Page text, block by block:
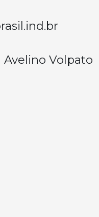
Avelino Volpato